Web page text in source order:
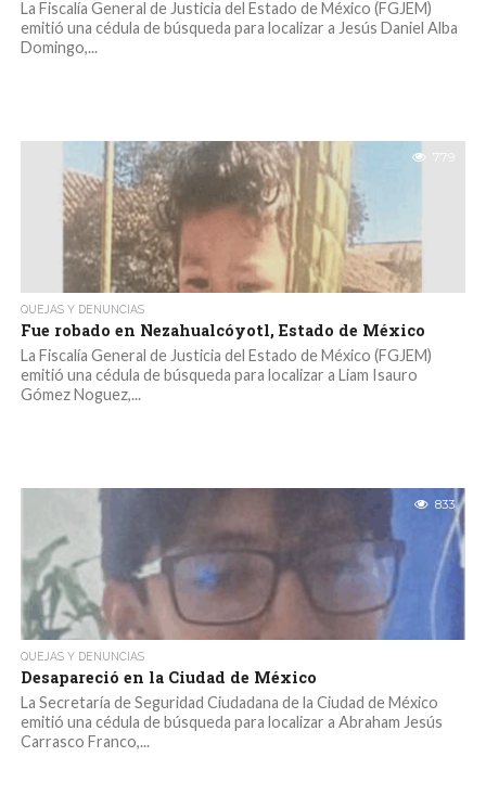
La Fiscalía General de Justicia del Estado de México (FGJEM)
emitió una cédula de búsqueda para localizar a Jesús Daniel Alba
Domingo,...
779
QUEJAS Y DENUNCIAS
Fue robado en Nezahualcóyotl, Estado de México
La Fiscalía General de Justicia del Estado de México (FGJEM)
emitió una cédula de búsqueda para localizar a Liam Isauro
Gómez Noguez,...
833
QUEJAS Y DENUNCIAS
Desapareció en la Ciudad de México
La Secretaría de Seguridad Ciudadana de la Ciudad de México
emitió una cédula de búsqueda para localizar a Abraham Jesús
Carrasco Franco,...